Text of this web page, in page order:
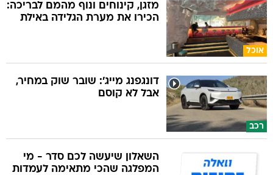
אוכל
מזגן, קינוחים ונוף מהמם לבריכה:
הכירו את מערת הגלידה באילת
רכב
דונגפנג מייג': שובר שוק במחיר,
אבל לא קוסם
השאלון שיעשה לכם סדר - מי
המפלגה שהכי מתאימה לעמדות